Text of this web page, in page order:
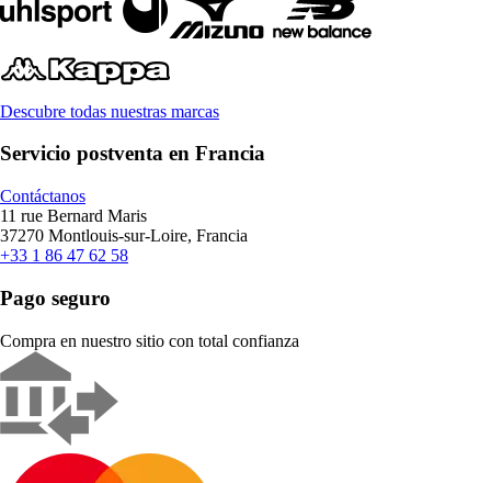
Descubre todas nuestras marcas
Servicio postventa en Francia
Contáctanos
11 rue Bernard Maris
37270 Montlouis-sur-Loire, Francia
+33 1 86 47 62 58
Pago seguro
Compra en nuestro sitio con total confianza